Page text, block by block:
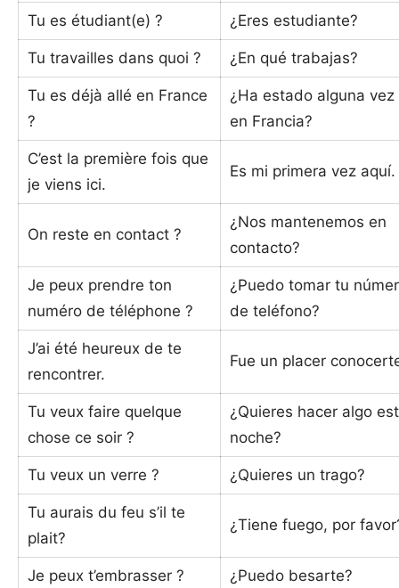
Tu es étudiant(e) ? ¿Eres estudiante?
Tu travailles dans quoi ? ¿En qué trabajas?
Tu es déjà allé en France
?
¿Ha estado alguna vez
en Francia?
C’est la première fois que
je viens ici.
Es mi primera vez aquí.
On reste en contact ?
¿Nos mantenemos en
contacto?
Je peux prendre ton
numéro de téléphone ?
¿Puedo tomar tu
de teléfono?
J’ai été heureux de te
rencontrer.
Fue un placer
Tu veux faire quelque
chose ce soir ?
¿Quieres hacer algo
noche?
Tu veux un verre ? ¿Quieres un trago?
Tu aurais du feu s’il te
plait?
¿Tiene fuego, por
Je peux t’embrasser ? ¿Puedo besarte?